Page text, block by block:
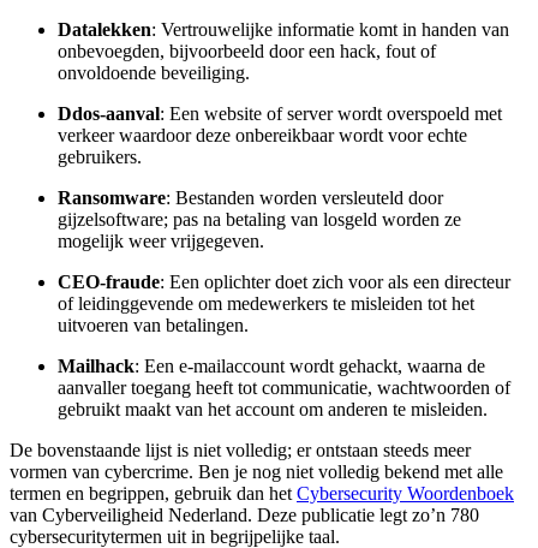
Datalekken: Vertrouwelijke informatie komt in handen van
onbevoegden, bijvoorbeeld door een hack, fout of
onvoldoende beveiliging.
Ddos-aanval: Een website of server wordt overspoeld met
verkeer waardoor deze onbereikbaar wordt voor echte
gebruikers.
Ransomware: Bestanden worden versleuteld door
gijzelsoftware; pas na betaling van losgeld worden ze
mogelijk weer vrijgegeven.
CEO-fraude: Een oplichter doet zich voor als een directeur
of leidinggevende om medewerkers te misleiden tot het
uitvoeren van betalingen.
Mailhack: Een e-mailaccount wordt gehackt, waarna de
aanvaller toegang heeft tot communicatie, wachtwoorden of
gebruikt maakt van het account om anderen te misleiden.
De bovenstaande lijst is niet volledig; er ontstaan steeds meer
vormen van cybercrime. Ben je nog niet volledig bekend met alle
termen en begrippen, gebruik dan het Cybersecurity Woordenboek
van Cyberveiligheid Nederland. Deze publicatie legt zo’n 780
cybersecuritytermen uit in begrijpelijke taal.